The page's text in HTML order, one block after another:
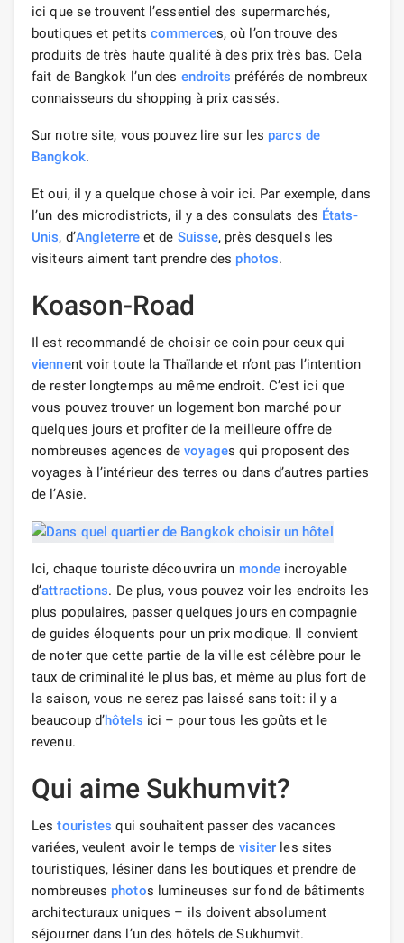
ici que se trouvent l’essentiel des supermarchés,
boutiques et petits commerces, où l’on trouve des
produits de très haute qualité à des prix très bas. Cela
fait de Bangkok l’un des endroits préférés de nombreux
connaisseurs du shopping à prix cassés.
Sur notre site, vous pouvez lire sur les parcs de
Bangkok.
Et oui, il y a quelque chose à voir ici. Par exemple, dans
l’un des microdistricts, il y a des consulats des États-
Unis, d’Angleterreet de Suisse, près desquels les
visiteurs aiment tant prendre des photos.
Koason-Road
Il est recommandé de choisir ce coin pour ceux qui
viennent voir toute la Thaïlande et n’ont pas l’intention
de rester longtemps au même endroit. C’est ici que
vous pouvez trouver un logement bon marché pour
quelques jours et profiter de la meilleure offre de
nombreuses agences devoyages qui proposent des
voyages à l’intérieur des terres ou dans d’autres parties
de l’Asie.
Ici, chaque touriste découvrira un monde incroyable
d’attractions. De plus, vous pouvez voir les endroits les
plus populaires, passer quelques jours en compagnie
de guides éloquents pour un prix modique. Il convient
de noter que cette partie de la ville est célèbre pour le
taux de criminalité le plus bas, et même au plus fort de
la saison, vous ne serez pas laissé sans toit: il y a
beaucoup d’hôtels ici – pour tous les goûts et le
revenu.
Qui aime Sukhumvit?
Lestouristes qui souhaitent passer des vacances
variées, veulent avoir le temps de visiter les sites
touristiques, lésiner dans les boutiques et prendre de
nombreuses photos lumineuses sur fond de bâtiments
architecturaux uniques – ils doivent absolument
séjourner dans l’un des hôtels de Sukhumvit.